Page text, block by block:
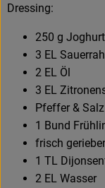
Dressing:
250 g Joghurt
3 EL
2 EL Öl
3 EL
Pfeffer & Salz
1 Bund
frisch
1 TL
2 EL Wasser